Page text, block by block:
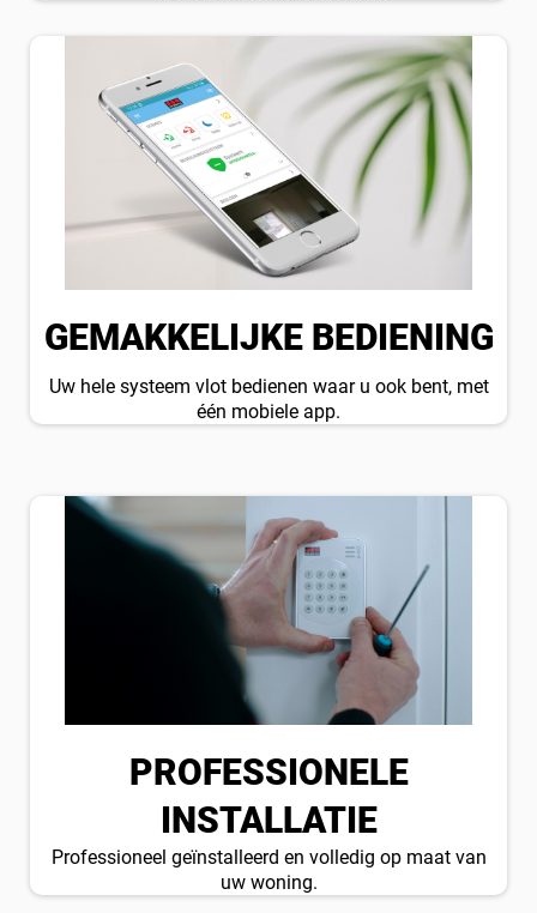
GEMAKKELIJKE BEDIENING
Uw hele systeem vlot bedienen waar u ook bent, met
één mobiele app.
PROFESSIONELE
INSTALLATIE
Professioneel geïnstalleerd en volledig op maat van
uw woning.